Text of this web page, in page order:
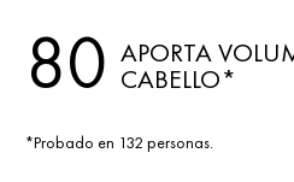
80 APORTA
CABELLO*
*Probado en 132 personas.